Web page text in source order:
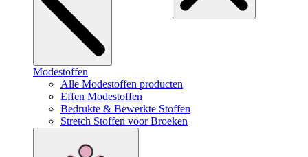
Modestoffen
Alle Modestoffen producten
Effen Modestoffen
Bedrukte & Bewerkte Stoffen
Stretch Stoffen voor Broeken